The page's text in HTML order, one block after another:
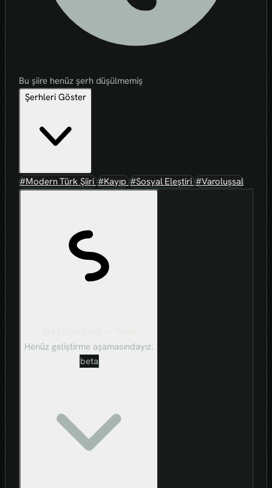
Bu şiire henüz şerh düşülmemiş
Şerhleri Göster
#Modern Türk Şiiri#Kayıp#Sosyal Eleştiri#Varoluşsal
Henüz geliştirme aşamasındayız.
beta